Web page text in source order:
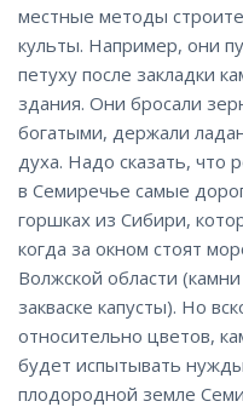
местные методы
культы. Например, они
петуху после закладки
здания. Они бросали
богатыми, держали
духа. Надо сказать, что
в Семиречье самые
горшках из Сибири,
когда за окном стоят
Волжской области
закваске капусты). Но
относительно цветов,
будет испытывать
плодородной земле